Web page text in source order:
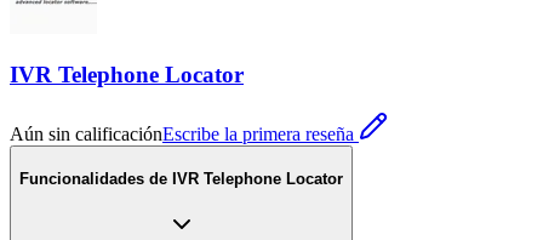
IVR Telephone Locator
Aún sin calificaciónEscribe la primera reseña
Funcionalidades de IVR Telephone Locator